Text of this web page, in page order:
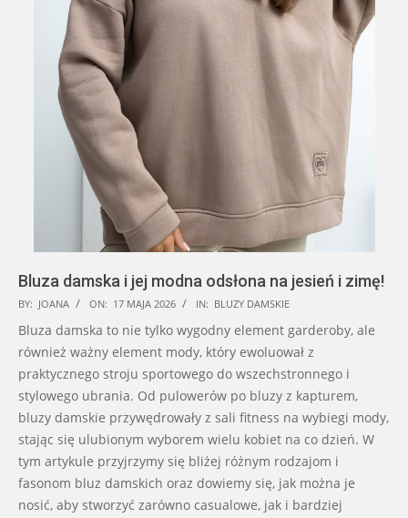
Bluza damska i jej modna odsłona na jesień i zimę!
2026-
05-
17
BY: JOANA ON: 17 MAJA 2026 IN: BLUZY DAMSKIE
Bluza damska to nie tylko wygodny element garderoby, ale
również ważny element mody, który ewoluował z
praktycznego stroju sportowego do wszechstronnego i
stylowego ubrania. Od pulowerów po bluzy z kapturem,
bluzy damskie przywędrowały z sali fitness na wybiegi mody,
stając się ulubionym wyborem wielu kobiet na co dzień. W
tym artykule przyjrzymy się bliżej różnym rodzajom i
fasonom bluz damskich oraz dowiemy się, jak można je
nosić, aby stworzyć zarówno casualowe, jak i bardziej